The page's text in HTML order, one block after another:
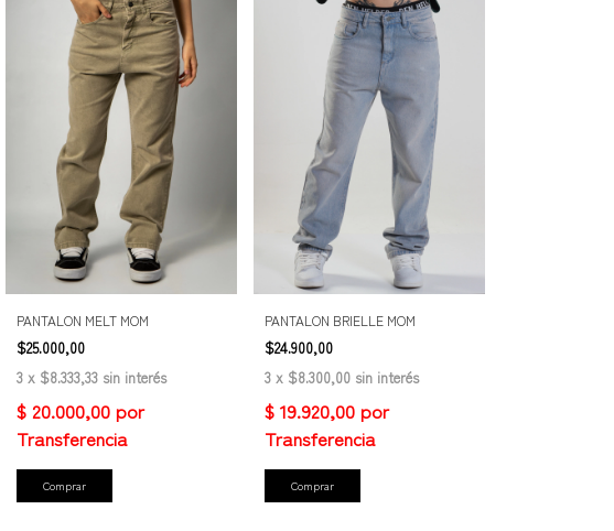
PANTALON MELT MOM
$25.000,00
3 x $8.333,33 sin interés
Comprar
PANTALON BRIELLE MOM
$24.900,00
3 x $8.300,00 sin interés
Comprar